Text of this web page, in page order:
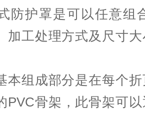
防护罩是可以任意组
加工处理方式及尺寸
本组成部分是在每个
PVC骨架，此骨架可